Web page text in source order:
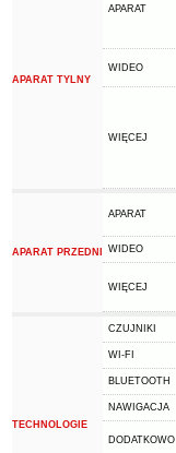
APARAT TYLNY
APARAT
WIDEO
WIĘCEJ
APARAT PRZEDNI
APARAT
WIDEO
WIĘCEJ
TECHNOLOGIE
CZUJNIKI
WI-FI
BLUETOOTH
NAWIGACJA
DODATKOWO